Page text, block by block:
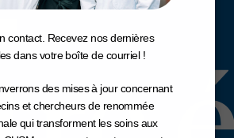
contact. Recevez nos dernières
dans votre boîte de courriel !
des mises à jour concernant
et chercheurs de renommée
qui transforment les soins aux